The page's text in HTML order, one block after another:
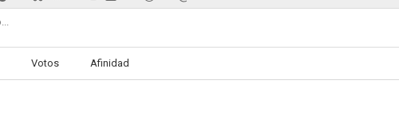
Votos Afinidad